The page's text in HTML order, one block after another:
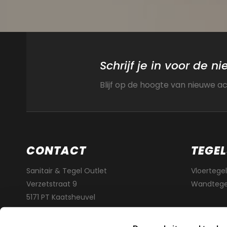
Schrijf je in voor de
Blijf op de hoogte van nieuwe
CONTACT
Sanitair & Tegel Outlet
Verzetstraat 9
5171 PT Kaatsheuvel